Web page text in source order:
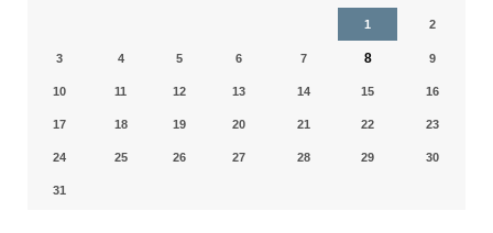
1 2
3 4 5 6 7 8 9
10 11 12 13 14 15 16
17 18 19 20 21 22 23
24 25 26 27 28 29 30
31